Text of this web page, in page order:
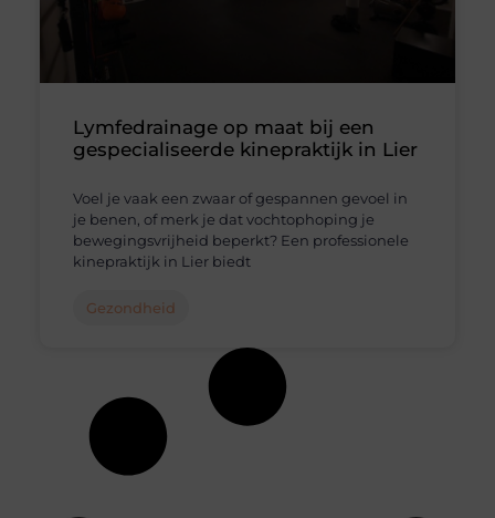
Lymfedrainage op maat bij een
gespecialiseerde kinepraktijk in Lier
Voel je vaak een zwaar of gespannen gevoel in
je benen, of merk je dat vochtophoping je
bewegingsvrijheid beperkt? Een professionele
kinepraktijk in Lier biedt
Gezondheid